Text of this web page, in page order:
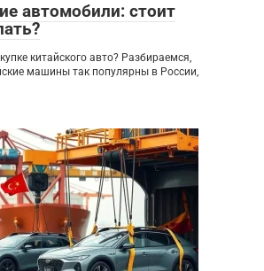
автомобили: стоит
китайского авто? Разбираемся,
машины так популярны в России,